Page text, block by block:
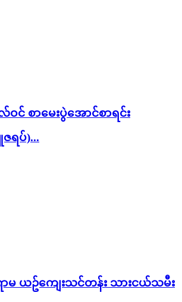
င် စာမေးပွဲအောင်စာရင်း
ရပ်)...
မ ယဥ်ကျေးသင်တန်း သားငယ်သမီး